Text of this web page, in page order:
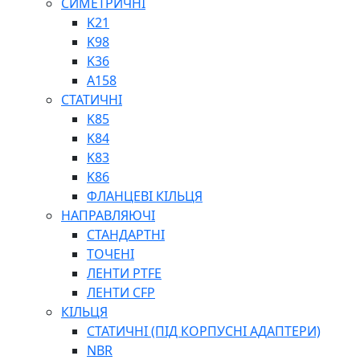
ШАРНІРНІ ПІДШИПНИКИ
ВУХА ГІДРОЦИЛІНДРА
ТРУБИ ХОНІНГОВАНІ
ШТОКИ ХРОМОВАНІ
МАСТИЛЬНЕ ОБЛАДНАННЯ
ПІСТОЛЕТИ
НАСОСИ ТА ПОМПИ
НАГНІТАЧІ
МУФТИ (НАСАДКИ) ДЛЯ ШПРИЦІВ
МАСЛЯНКИ, ЛІЙКИ
ПРЕС-МАСЛЯНКИ
K21
K98
K36
A158
СТАТИЧНІ
K85
K84
K83
K86
ФЛАНЦЕВІ КІЛЬЦЯ
НАПРАВЛЯЮЧІ
СТАНДАРТНІ
ТОЧЕНІ
ЛЕНТИ PTFE
ЛЕНТИ CFP
КІЛЬЦЯ
СТАТИЧНІ (ПІД КОРПУСНІ АДАПТЕРИ)
NBR